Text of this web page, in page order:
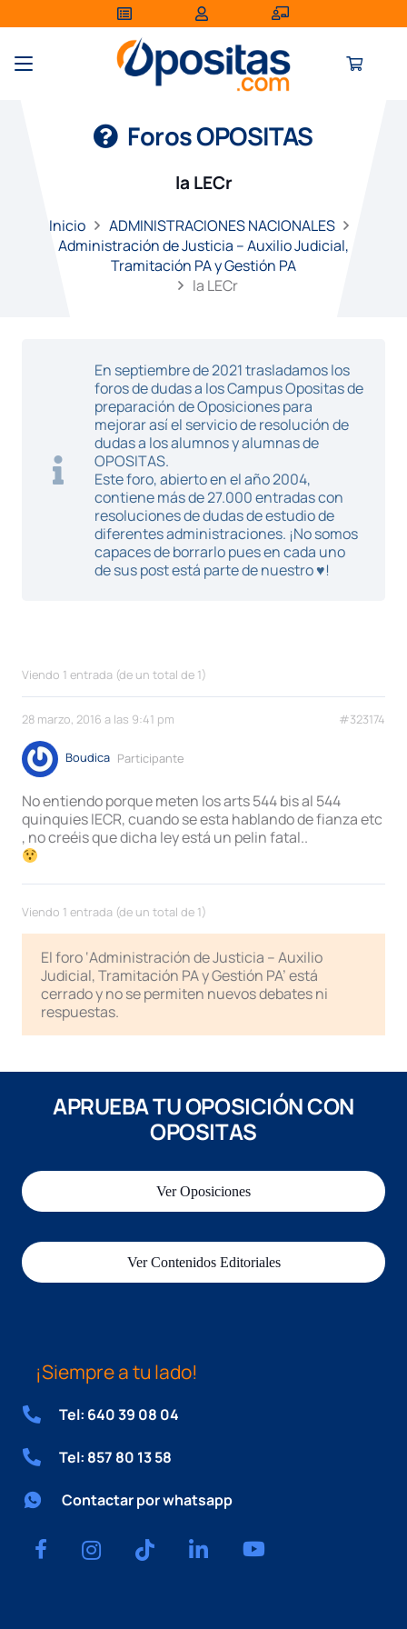
Foros OPOSITAS
la LECr
Inicio
ADMINISTRACIONES NACIONALES
Administración de Justicia – Auxilio Judicial,
Tramitación PA y Gestión PA
la LECr
En septiembre de 2021 trasladamos los
foros de dudas a los Campus Opositas de
preparación de Oposiciones para
mejorar así el servicio de resolución de
dudas a los alumnos y alumnas de
OPOSITAS.
Este foro, abierto en el año 2004,
contiene más de 27.000 entradas con
resoluciones de dudas de estudio de
diferentes administraciones. ¡No somos
capaces de borrarlo pues en cada uno
de sus post está parte de nuestro ♥!
Viendo 1 entrada (de un total de 1)
28 marzo, 2016 a las 9:41 pm #323174
Boudica Participante
No entiendo porque meten los arts 544 bis al 544
quinquies lECR, cuando se esta hablando de fianza etc
, no creéis que dicha ley está un pelin fatal..
Viendo 1 entrada (de un total de 1)
El foro ‘Administración de Justicia – Auxilio
Judicial, Tramitación PA y Gestión PA’ está
cerrado y no se permiten nuevos debates ni
respuestas.
APRUEBA TU OPOSICIÓN CON
OPOSITAS
Ver Oposiciones
Ver Contenidos Editoriales
¡Siempre a tu lado!
Tel: 640 39 08 04
Tel: 857 80 13 58
Contactar por whatsapp